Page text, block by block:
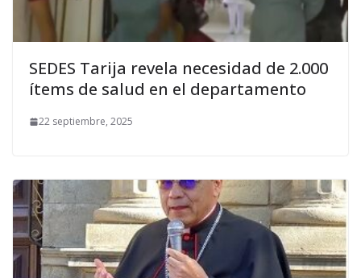
SEDES Tarija revela necesidad de 2.000
ítems de salud en el departamento
22 septiembre, 2025